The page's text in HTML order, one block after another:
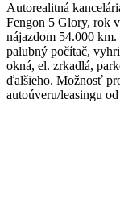
Autorealitná
Fengon 5 Glory, rok
nájazdom 54.000
palubný počítač,
okná, el. zrkadlá,
ďalšieho. Možnosť
autoúveru/leasingu